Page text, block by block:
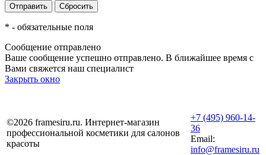
* - обязательные поля
Сообщение отправлено
Ваше сообщение успешно отправлено. В ближайшее время с
Вами свяжется наш специалист
Закрыть окно
©2026 framesiru.ru. Интернет-магазин
профессиональной косметики для салонов
красоты
+7 (495) 960-14-
36
Email:
info@framesiru.ru